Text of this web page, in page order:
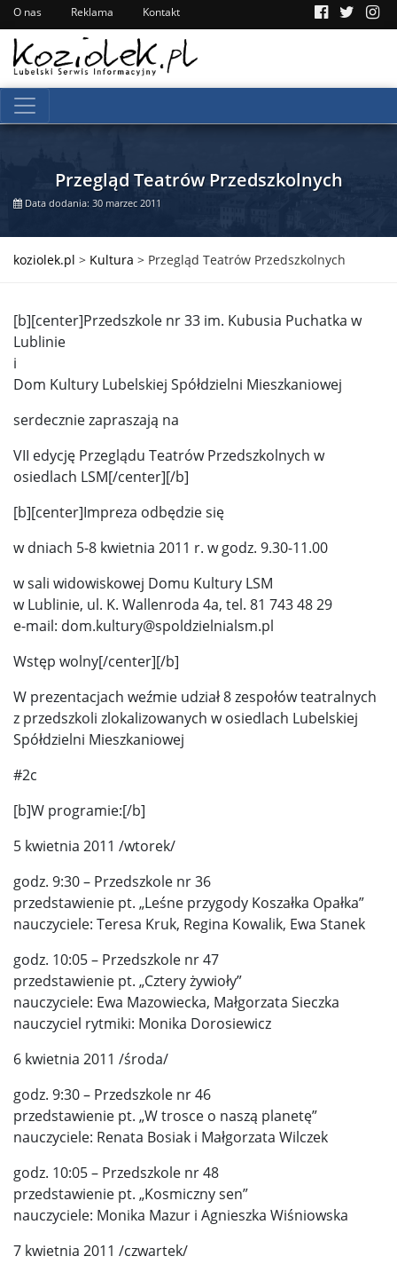
O nas Reklama Kontakt
Przegląd Teatrów Przedszkolnych
Data dodania: 30 marzec 2011
koziolek.pl > Kultura > Przegląd Teatrów Przedszkolnych
[b][center]Przedszkole nr 33 im. Kubusia Puchatka w
Lublinie
i
Dom Kultury Lubelskiej Spółdzielni Mieszkaniowej
serdecznie zapraszają na
VII edycję Przeglądu Teatrów Przedszkolnych w
osiedlach LSM[/center][/b]
[b][center]Impreza odbędzie się
w dniach 5-8 kwietnia 2011 r. w godz. 9.30-11.00
w sali widowiskowej Domu Kultury LSM
w Lublinie, ul. K. Wallenroda 4a, tel. 81 743 48 29
e-mail: dom.kultury@spoldzielnialsm.pl
Wstęp wolny[/center][/b]
W prezentacjach weźmie udział 8 zespołów teatralnych
z przedszkoli zlokalizowanych w osiedlach Lubelskiej
Spółdzielni Mieszkaniowej
#2c
[b]W programie:[/b]
5 kwietnia 2011 /wtorek/
godz. 9:30 – Przedszkole nr 36
przedstawienie pt. „Leśne przygody Koszałka Opałka”
nauczyciele: Teresa Kruk, Regina Kowalik, Ewa Stanek
godz. 10:05 – Przedszkole nr 47
przedstawienie pt. „Cztery żywioły”
nauczyciele: Ewa Mazowiecka, Małgorzata Sieczka
nauczyciel rytmiki: Monika Dorosiewicz
6 kwietnia 2011 /środa/
godz. 9:30 – Przedszkole nr 46
przedstawienie pt. „W trosce o naszą planetę”
nauczyciele: Renata Bosiak i Małgorzata Wilczek
godz. 10:05 – Przedszkole nr 48
przedstawienie pt. „Kosmiczny sen”
nauczyciele: Monika Mazur i Agnieszka Wiśniowska
7 kwietnia 2011 /czwartek/